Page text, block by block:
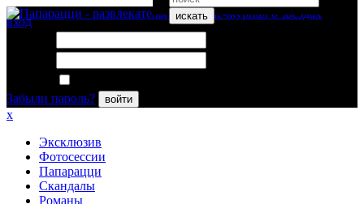
искать
вход
Забыли пароль?
войти
x
Эксклюзив
Фотосессии
Папарацци
Скандалы
Романы